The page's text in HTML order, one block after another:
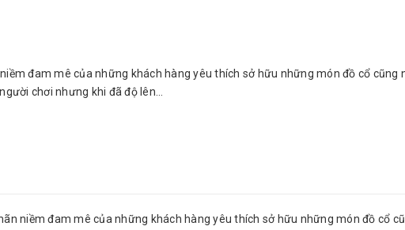
đam mê của những khách hàng yêu thích sở hữu những món đồ cổ cũng
chơi nhưng khi đã độ lên...
niềm đam mê của những khách hàng yêu thích sở hữu những món đồ cổ